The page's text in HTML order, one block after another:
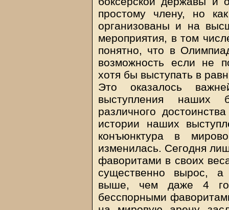
простому члену, но
организованы и на
мероприятия, в том
понятно, что в
возможность если не
хотя бы выступать в
Это оказалось
выступления наших
различного
истории наших
конъюнктура в
изменилась. Сегодня
фаворитами в своих
существенно вырос, а
выше, чем даже 4
бесспорными